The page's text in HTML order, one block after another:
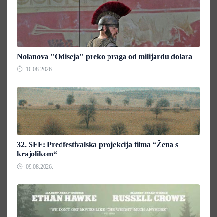
Nolanova "Odiseja" preko praga od milijardu dolara
10.08.2026.
32. SFF: Predfestivalska projekcija filma “Žena s
krajolikom“
09.08.2026.